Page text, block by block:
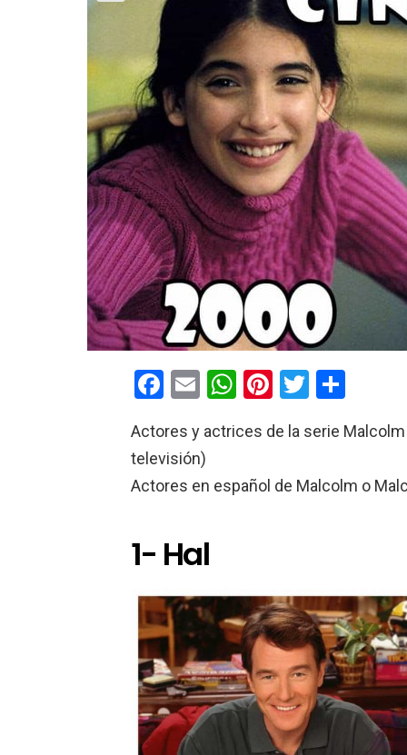
F
ce
b
o
k
E
ail
W
at
s
A
Pi
er
es
t
T
tt
er
m
ar
Actores y actrices de la serie
televisión)
Actores en español de Malcolm o
1- Hal